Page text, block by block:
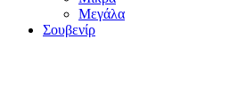
Μεγάλα
Σουβενίρ